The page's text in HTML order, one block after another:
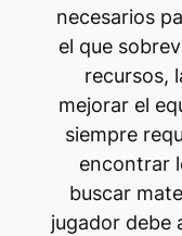
necesarios
el que
recursos,
mejorar el
siempre
encontrar
buscar
jugador debe